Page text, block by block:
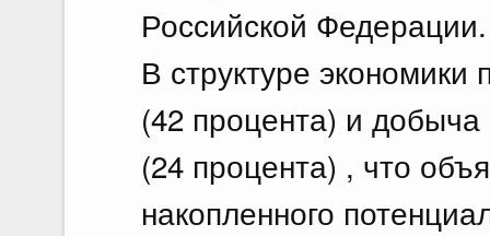
Российской Федерации.
В структуре
(42 процента) и
(24 процента) , что
накопленного